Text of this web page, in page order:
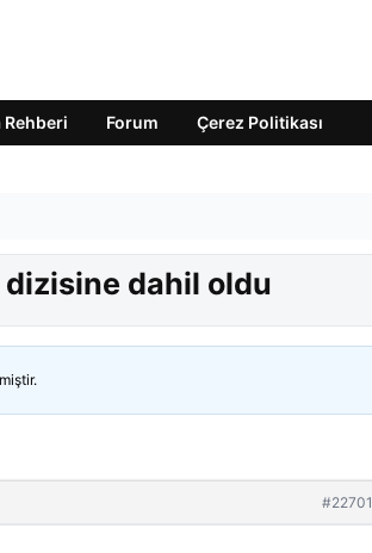
Rehberi Forum Çerez Politikası
dizisine dahil oldu
#22701